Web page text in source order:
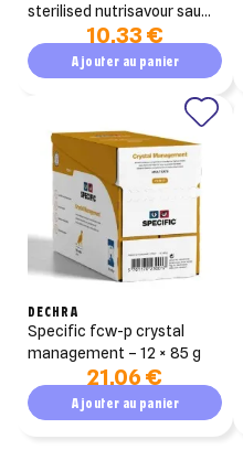
sterilised nutrisavour sauce
poulet 10x85g10,33 €
Ajouter au panier
DECHRA
specific fcw-p crystal
management – 12 × 85 g
21,06 €
Ajouter au panier